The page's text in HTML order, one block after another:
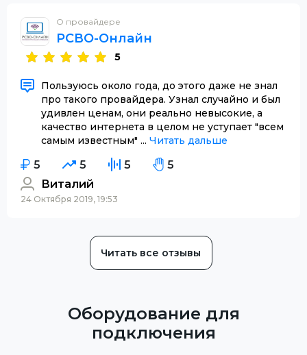
О провайдере
РСВО-Онлайн
5
Пользуюсь около года, до этого даже не знал
про такого провайдера. Узнал случайно и был
удивлен ценам, они реально невысокие, а
качество интернета в целом не уступает "всем
самым известным" ... Читать дальше
5 5 5
5
Виталий
24 Октября 2019, 19:53
Читать все отзывы
Оборудование для
подключения